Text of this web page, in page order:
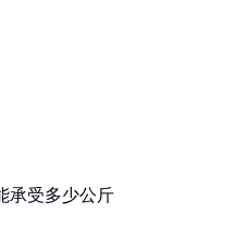
承受多少公斤